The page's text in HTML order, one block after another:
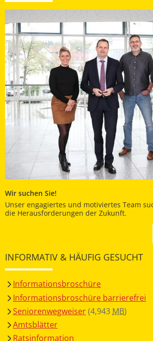
Wir suchen Sie!
Unser engagiertes und motiviertes Team
die Herausforderungen der Zukunft.
INFORMATIV & HÄUFIG GESUCHT
Informationsbroschüre
Informationsbroschüre barrierefrei
Seniorenwegweiser(4,943 MB)
Amtsblätter
Ratsinformation